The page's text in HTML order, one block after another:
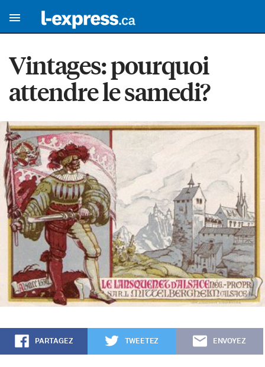
Vintages: pourquoi
attendre le samedi?
PARTAGEZ TWEETEZ ENVOYEZ